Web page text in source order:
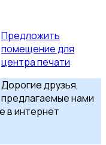
Предложить
помещение для
центра печати
Дорогие друзья,
предлагаемые нами
в интернет